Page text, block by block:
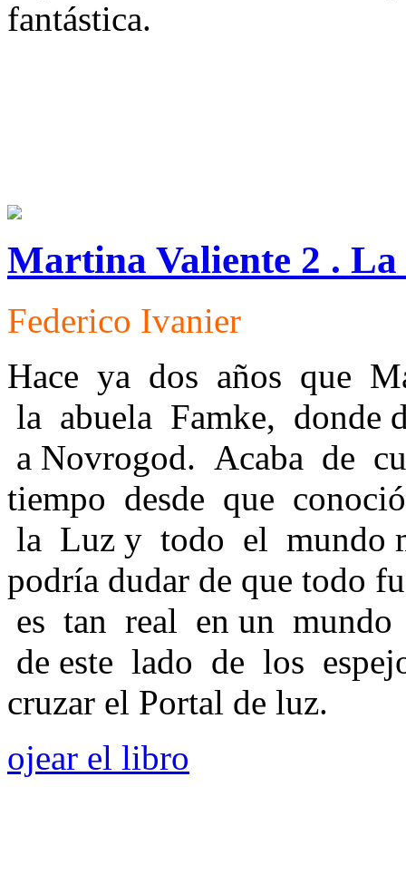
fantástica.
Martina Valiente 2 . La
Federico Ivanier
Hace ya dos años que
la abuela Famke,
a Novrogod. Acaba de
tiempo desde que
la Luz y todo el mundo
podría dudar de que todo
es tan real en un
de este lado de los
cruzar el Portal de luz.
ojear el libro